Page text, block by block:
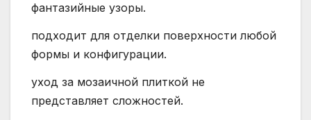
фантазийные узоры.
подходит для отделки поверхности любой
формы и конфигурации.
уход за мозаичной плиткой не
представляет сложностей.